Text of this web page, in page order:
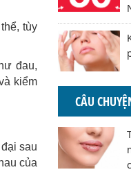
tùy
đau,
kiểm
sau
của
CÂU